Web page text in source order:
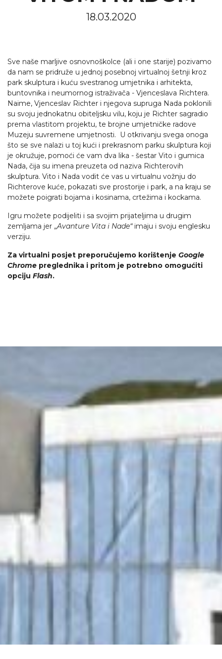
18.03.2020
Sve naše marljive osnovnoškolce (ali i one starije) pozivamo
da nam se pridruže u jednoj posebnoj virtualnoj šetnji kroz
park skulptura i kuću svestranog umjetnika i arhitekta,
buntovnika i neumornog istraživača - Vjenceslava Richtera.
Naime, Vjenceslav Richter i njegova supruga Nada poklonili
su svoju jednokatnu obiteljsku vilu, koju je Richter sagradio
prema vlastitom projektu, te brojne umjetničke radove
Muzeju suvremene umjetnosti. U otkrivanju svega onoga
što se sve nalazi u toj kući i prekrasnom parku skulptura koji
je okružuje, pomoći će vam dva lika - šestar Vito i gumica
Nada, čija su imena preuzeta od naziva Richterovih
skulptura. Vito i Nada vodit će vas u virtualnu vožnju do
Richterove kuće, pokazati sve prostorije i park, a na kraju se
možete poigrati bojama i kosinama, crtežima i kockama.
Igru možete podijeliti i sa svojim prijateljima u drugim
zemljama jer „Avanture Vita i Nade“imaju i svoju englesku
verziju.
Za virtualni posjet preporučujemo korištenje Google
Chrome preglednika i pritom je potrebno omogućiti
opciju Flash.